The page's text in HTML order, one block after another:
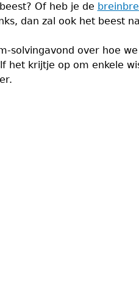
Of heb je de
dan zal ook het beest
solvingavond over hoe
het krijtje op om enkele